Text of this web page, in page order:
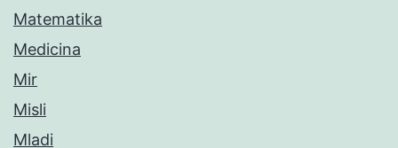
Matematika
Medicina
Mir
Misli
Mladi